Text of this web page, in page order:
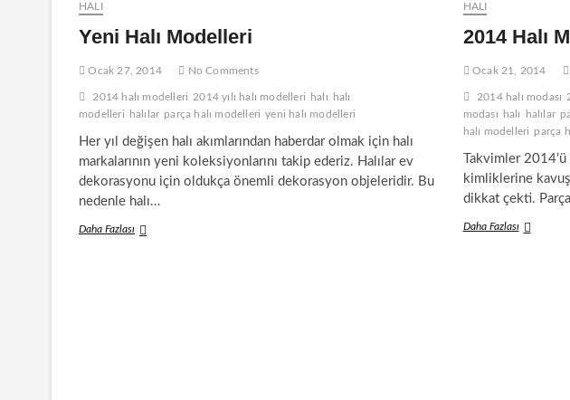
HALI
Yeni Halı Modelleri
Ocak 27, 2014 No Comments
2014 halı modelleri 2014 yılı halı modelleri halı
halı
modelleri
halılar parça halı modelleri yeni halı modelleri
Her yıl değişen halı akımlarından haberdar olmak için halı
markalarının yeni koleksiyonlarını takip ederiz. Halılar ev
dekorasyonu için oldukça önemli dekorasyon objeleridir. Bu
nedenle halı…
Daha FazlasıYeni
HALI
2014 Halı
Ocak 21, 2014
2014 halı modası
modası
halı halılar
halı modelleri parça
Takvimler
kimliklerine
dikkat çekti.
Daha Fazlası2014